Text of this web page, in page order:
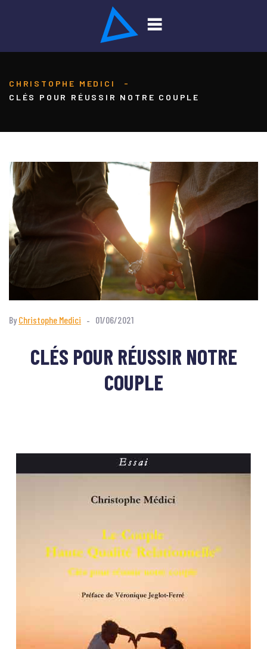
CHRISTOPHE MEDICI
-
CLÉS POUR RÉUSSIR NOTRE COUPLE
ByChristophe Medici 01/06/2021
CLÉS POUR RÉUSSIR NOTRE
COUPLE